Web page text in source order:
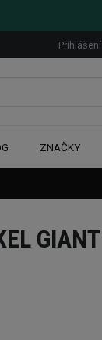
Přihlášení
ZNAČKY
GIANT